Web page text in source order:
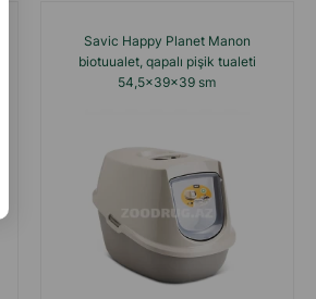
Savic Happy Planet Manon
biotuualet, qapalı pişik tualeti
54,5x39x39 sm